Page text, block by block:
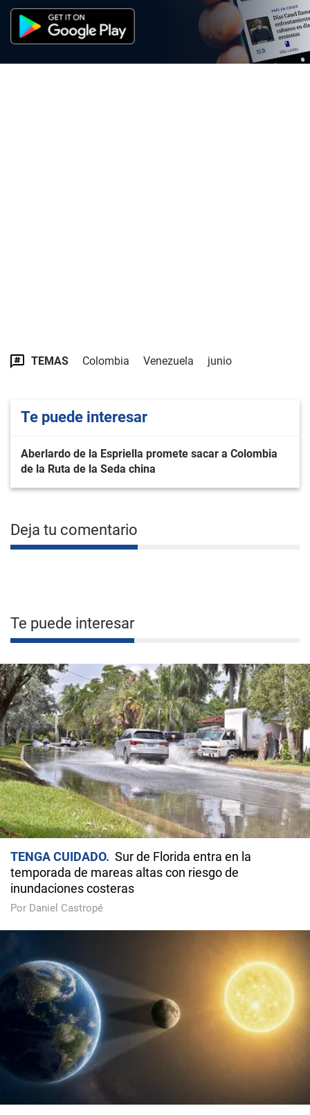
TEMAS Colombia Venezuela junio
Te puede interesar
Aberlardo de la Espriella promete sacar a Colombia
de la Ruta de la Seda china
Deja tu comentario
Te puede interesar
TENGA CUIDADO
Sur de Florida entra en la
temporada de mareas altas con riesgo de
inundaciones costeras
Por Daniel Castropé